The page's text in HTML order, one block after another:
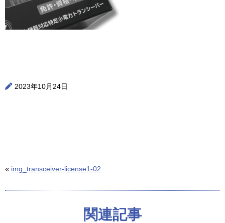
2023年10月24日
« img_transceiver-license1-02
関連記事